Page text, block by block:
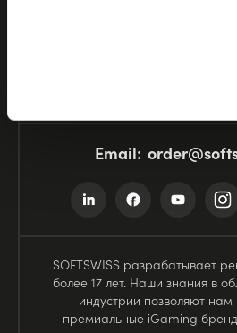
Email:
SOFTSWISS разрабатывает
более 17 лет. Наши знания в
индустрии позволяют
премиальные iGaming